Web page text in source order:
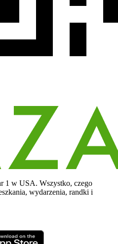
1 w USA. Wszystko, czego
wydarzenia, randki i